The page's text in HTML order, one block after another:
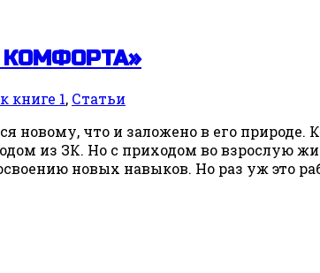
КОМФОРТА»
книге 1, Статьи
новому, что и заложено в его природе.
из ЗК. Но с приходом во взрослую
новых навыков. Но раз уж это